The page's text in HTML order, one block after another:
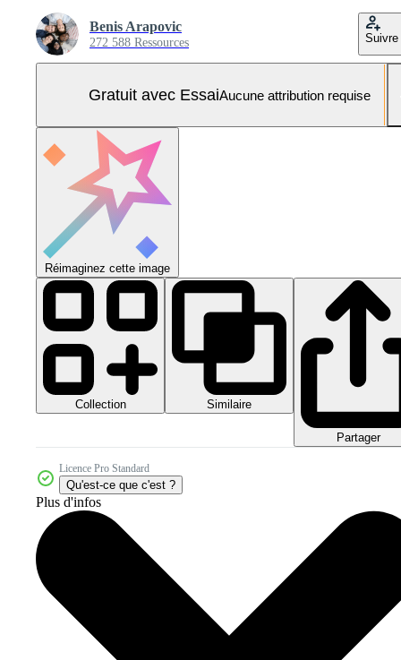
Benis Arapovic
272 588 Ressources Suivre
Gratuit avec EssaiAucune attribution requise
Réimaginez cette image
Collection Similaire
Partager
Licence Pro Standard
Qu'est-ce que c'est ?
Plus d'infos